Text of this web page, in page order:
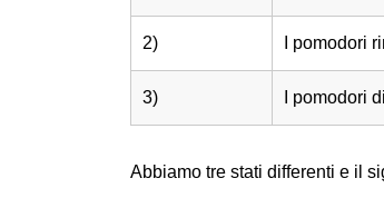
2) I pomodori
3) I pomodori
Abbiamo tre stati differenti e il